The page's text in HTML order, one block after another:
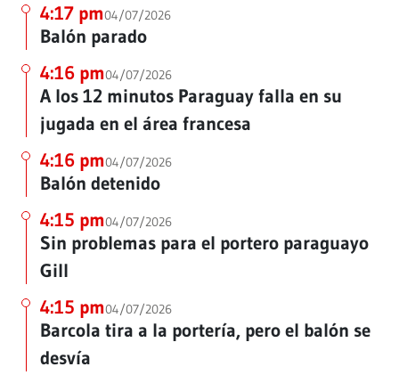
4:17 pm04/07/2026
Balón parado
4:16 pm04/07/2026
A los 12 minutos Paraguay falla en su
jugada en el área francesa
4:16 pm04/07/2026
Balón detenido
4:15 pm04/07/2026
Sin problemas para el portero paraguayo
Gill
4:15 pm04/07/2026
Barcola tira a la portería, pero el balón se
desvía